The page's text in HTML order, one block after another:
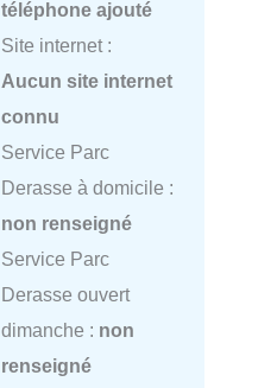
téléphone ajouté
Site internet :
Aucun site internet
connu
Service Parc
Derasse à domicile :
non renseigné
Service Parc
Derasse ouvert
dimanche : non
renseigné